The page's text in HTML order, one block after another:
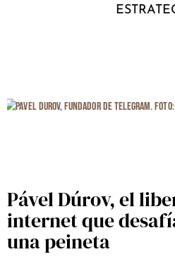
Pável Dúrov, el
internet que
una peineta